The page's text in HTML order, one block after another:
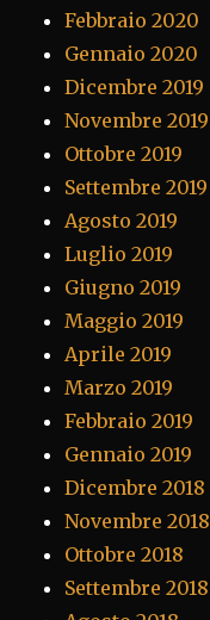
Febbraio 2020
Gennaio 2020
Dicembre 2019
Novembre 2019
Ottobre 2019
Settembre 2019
Agosto 2019
Luglio 2019
Giugno 2019
Maggio 2019
Aprile 2019
Marzo 2019
Febbraio 2019
Gennaio 2019
Dicembre 2018
Novembre 2018
Ottobre 2018
Settembre 2018